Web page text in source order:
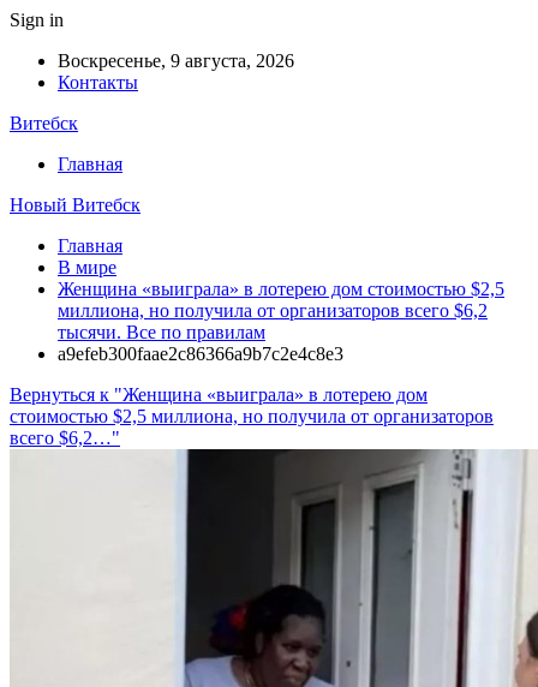
Sign in
Воскресенье, 9 августа, 2026
Контакты
Витебск
Главная
Новый Витебск
Главная
В мире
Женщина «выиграла» в лотерею дом стоимостью $2,5
миллиона, но получила от организаторов всего $6,2
тысячи. Все по правилам
a9efeb300faae2c86366a9b7c2e4c8e3
Вернуться к "Женщина «выиграла» в лотерею дом
стоимостью $2,5 миллиона, но получила от организаторов
всего $6,2…"